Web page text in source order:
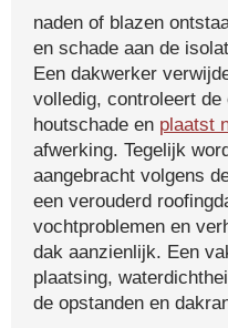
naden of blazen
en schade aan de
Een dakwerker
volledig, controleert
houtschade en plaatst
afwerking. Tegelijk
aangebracht volgens
een verouderd
vochtproblemen en
dak aanzienlijk. Een
plaatsing,
de opstanden en